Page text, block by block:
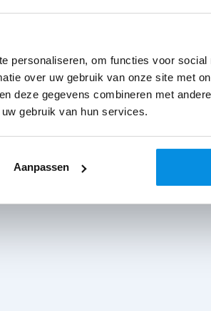
personaliseren, om functies voor social
over uw gebruik van onze site met
deze gegevens combineren met
gebruik van hun services.
Aanpassen